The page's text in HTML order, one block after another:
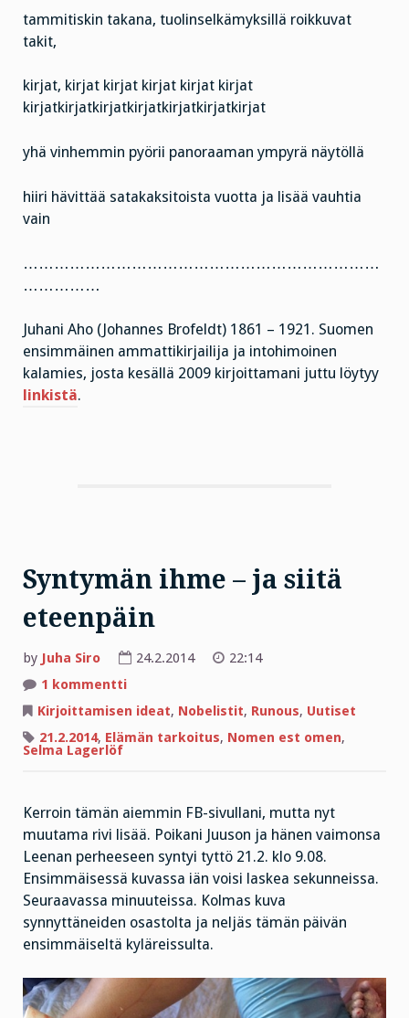
tammitiskin takana, tuolinselkämyksillä roikkuvat
takit,
kirjat, kirjat kirjat kirjat kirjat kirjat
kirjatkirjatkirjatkirjatkirjatkirjatkirjat
yhä vinhemmin pyörii panoraaman ympyrä näytöllä
hiiri hävittää satakaksitoista vuotta ja lisää vauhtia
vain
……………………………………………………………
……………
Juhani Aho (Johannes Brofeldt) 1861 – 1921. Suomen
ensimmäinen ammattikirjailija ja intohimoinen
kalamies, josta kesällä 2009 kirjoittamani juttu löytyy
linkistä.
Syntymän ihme – ja siitä
eteenpäin
by Juha Siro 24.2.2014
22:14
1 kommenttiartikkeliin
ihme
ja
siitä
Kirjoittamisen ideat, Nobelistit, Runous, Uutiset
21.2.2014, Elämän tarkoitus, Nomen est omen,
Selma Lagerlöf
Kerroin tämän aiemmin FB-sivullani, mutta nyt
muutama rivi lisää. Poikani Juuson ja hänen vaimonsa
Leenan perheeseen syntyi tyttö 21.2. klo 9.08.
Ensimmäisessä kuvassa iän voisi laskea sekunneissa.
Seuraavassa minuuteissa. Kolmas kuva
synnyttäneiden osastolta ja neljäs tämän päivän
ensimmäiseltä kyläreissulta.